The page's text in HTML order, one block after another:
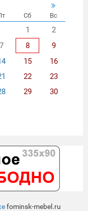
Сб Вс
1
2
7 8
9
15
16
22
23
29
30
fominsk-mebel.ru